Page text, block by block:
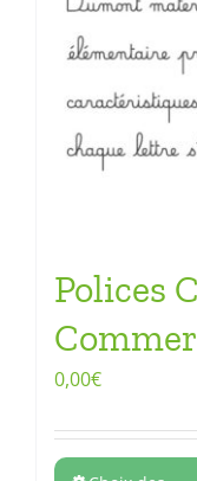
Polices
0,00€